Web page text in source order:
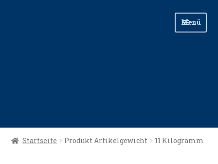
Menü
Start
Startseite Produkt Artikelgewicht 11 Kilogramm